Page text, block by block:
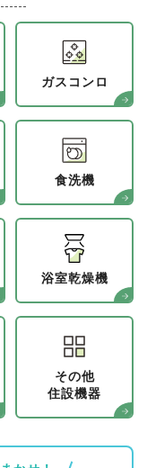
ガスコンロ
食洗機
浴室乾燥機
その他
住設機器